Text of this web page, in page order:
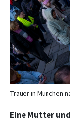
Trauer in München
Eine Mutter